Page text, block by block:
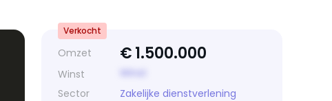
Omzet €1.500.000
Winst
Sector
Zakelijke dienstverlening
Verkocht